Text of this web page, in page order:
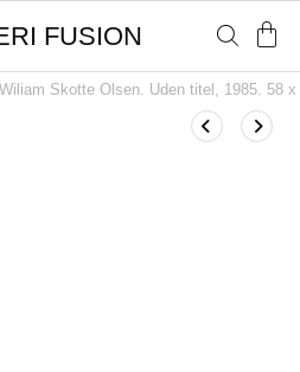
FUSION
Wiliam Skotte Olsen. Uden titel, 1985. 58